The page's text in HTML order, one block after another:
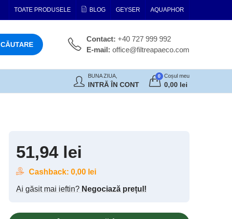
TOATE PRODUSELE BLOG GEYSER AQUAPHOR
CĂUTARE
Contact: +40 727 999 992
E-mail: office@filtreapaeco.com
BUNA ZIUA,
INTRĂ ÎN CONT
0 Coșul meu
0,00 lei
51,94 lei
Cashback: 0,00 lei
Ai găsit mai ieftin? Negociază prețul!